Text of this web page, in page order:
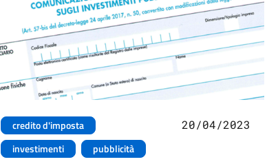
credito d'imposta
investimenti
pubblicità
20/04/2023